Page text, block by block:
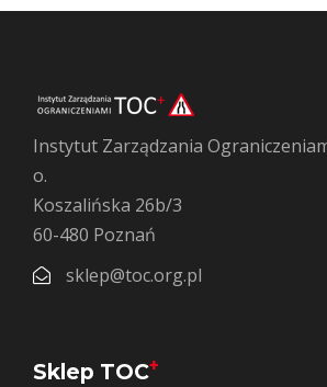
Instytut Zarządzania
o.
Koszalińska 26b/3
60-480 Poznań
sklep@toc.org.pl
Sklep TOC+